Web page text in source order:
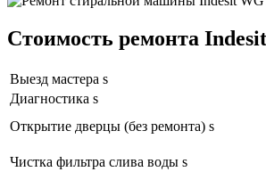
Стоимость ремонта
Выезд мастера s
Диагностика s
Открытие дверцы (без ремонта) s
Чистка фильтра слива воды s